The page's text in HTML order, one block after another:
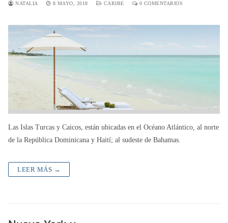
NATALIA 8 MAYO, 2018 CARIBE 0 COMENTARIOS
Las Islas Turcas y Caicos, están ubicadas en el Océano Atlántico, al norte
de la República Dominicana y Haití; al sudeste de Bahamas.
LEER MÁS →